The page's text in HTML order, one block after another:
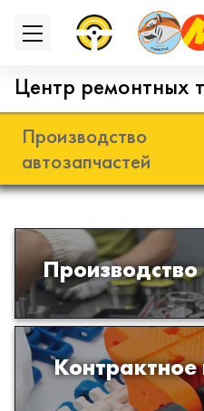
Центр ремонтных
Производство
автозапчастей
Производство
Разработка и
из
Контрактное
Производство
и